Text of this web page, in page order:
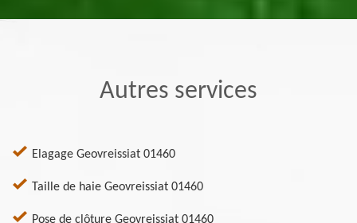
Autres services
Elagage Geovreissiat 01460
Taille de haie Geovreissiat 01460
Pose de clôture Geovreissiat 01460